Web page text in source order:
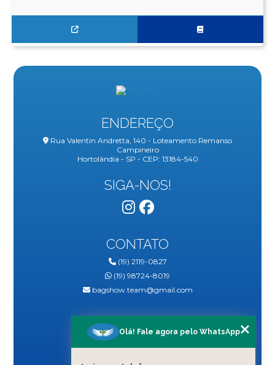
ENDEREÇO
Rua Valentin Andretta, 140 - Loteamento Remanso
Campineiro
Hortolândia - SP - CEP: 13184-540
SIGA-NOS!
CONTATO
(19) 2119-0827
(19) 98724-8019
bagshow.team@gmail.com
MENU
Olá! Fale agora pelo WhatsApp